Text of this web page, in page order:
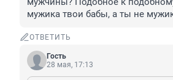
мужика твои бабы, а ты не
ОТВЕТИТЬ
Гость
28 мая, 17:13